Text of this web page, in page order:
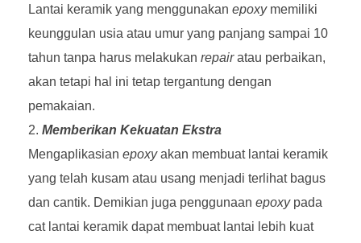
Lantai keramik yang menggunakan epoxymemiliki
keunggulan usia atau umur yang panjang sampai 10
tahun tanpa harus melakukan repairatau perbaikan,
akan tetapi hal ini tetap tergantung dengan
pemakaian.
Memberikan Kekuatan Ekstra
Mengaplikasian epoxyakan membuat lantai keramik
yang telah kusam atau usang menjadi terlihat bagus
dan cantik. Demikian juga penggunaan epoxy pada
cat lantai keramik dapat membuat lantai lebih kuat